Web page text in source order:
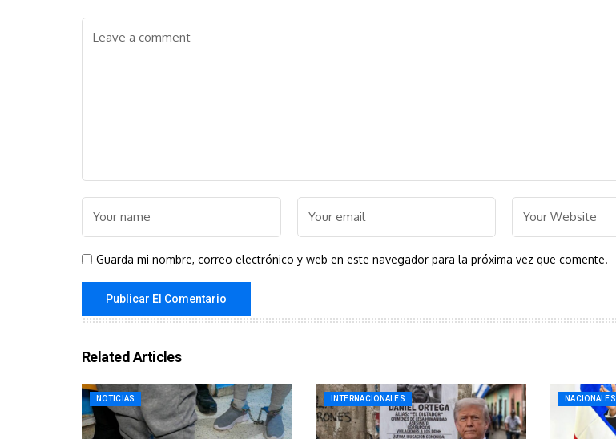
Guarda mi nombre, correo electrónico y web en este navegador para la próxima vez que comente.
Related Articles
NOTICIAS INTERNACIONALES NACIONALES